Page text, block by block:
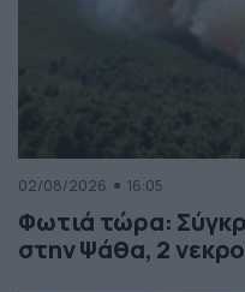
02/08/2026 16:05
Φωτιά τώρα:
στην Ψάθα, 2